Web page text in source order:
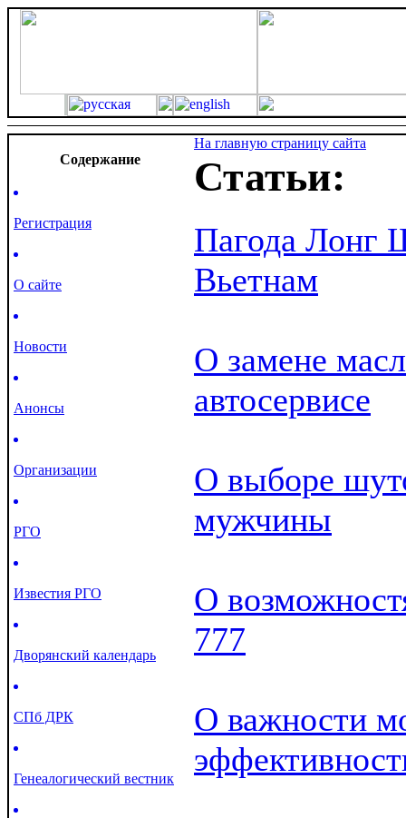
Cодержание
Регистрация
О сайте
Новости
Анонсы
Организации
РГО
Известия РГО
Дворянский календарь
СПб ДРК
Генеалогический вестник
На главную страницу сайта
Статьи:
Пагода Лонг
Вьетнам
О замене
автосервисе
О выборе
мужчины
О
777
О важности